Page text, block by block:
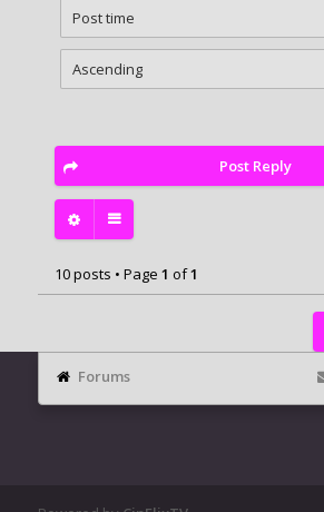
Post Reply
10 posts • Page 1 of1
Forums